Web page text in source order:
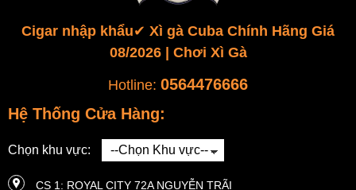
Cigar nhập khẩu✔️ Xì gà Cuba Chính Hãng Giá
08/2026 | Chơi Xì Gà
Hotline: 0564476666
Hệ Thống Cửa Hàng:
Chọn khu vực:
CS 1: ROYAL CITY 72A NGUYỄN TRÃI